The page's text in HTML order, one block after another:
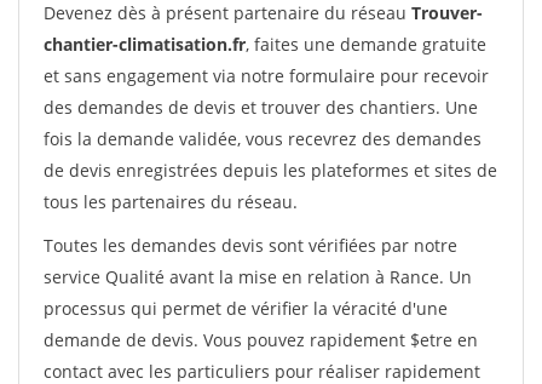
Devenez dès à présent partenaire du réseau Trouver-
chantier-climatisation.fr, faites une demande gratuite
et sans engagement via notre formulaire pour recevoir
des demandes de devis et trouver des chantiers. Une
fois la demande validée, vous recevrez des demandes
de devis enregistrées depuis les plateformes et sites de
tous les partenaires du réseau.
Toutes les demandes devis sont vérifiées par notre
service Qualité avant la mise en relation à Rance. Un
processus qui permet de vérifier la véracité d'une
demande de devis. Vous pouvez rapidement $etre en
contact avec les particuliers pour réaliser rapidement